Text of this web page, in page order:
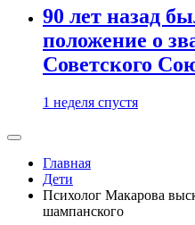
90 лет назад
положение о
Советского
1 неделя спустя
Главная
Дети
Психолог Макарова
шампанского